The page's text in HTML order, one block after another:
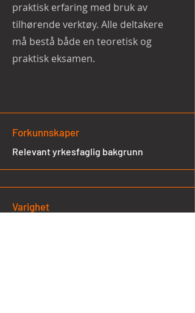
praktisk erfaring med bruk av
tilhørende verktøy. Alle deltakere
må bestå både en teoretisk og
praktisk eksamen.
Forkunnskaper
Relevant yrkesfaglig bakgrunn
Varighet